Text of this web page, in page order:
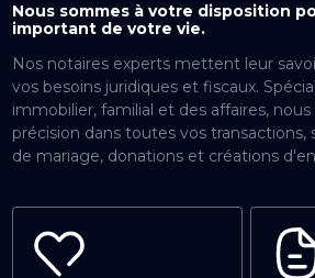
Nous sommes à votre disposition
important de votre vie.
Nos notaires experts mettent leur
vos besoins juridiques et fiscaux.
immobilier, familial et des affaires,
précision dans toutes vos transactions,
de mariage, donations et créations